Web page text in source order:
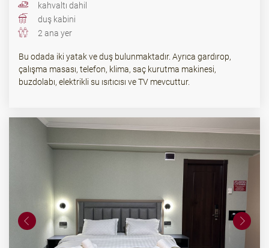
kahvaltı dahil
duş kabini
2 ana yer
Bu odada iki yatak ve duş bulunmaktadır. Ayrıca gardırop,
çalışma masası, telefon, klima, saç kurutma makinesi,
buzdolabı, elektrikli su ısıtıcısı ve TV mevcuttur.